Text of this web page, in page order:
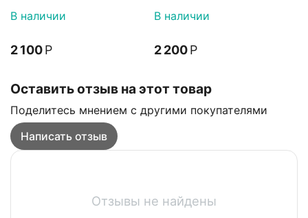
В наличии
2 100 Р
В наличии
2 200 Р
Оставить отзыв на этот товар
Поделитесь мнением с другими покупателями
Написать отзыв
Отзывы не найдены